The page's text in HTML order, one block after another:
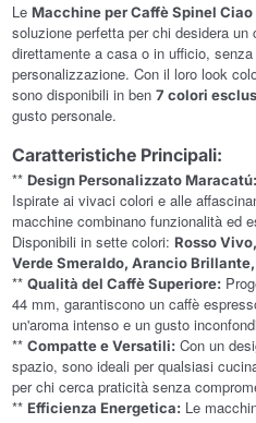
LeMacchine per Caffè Spinel
soluzione perfetta per chi desidera
direttamente a casa o in ufficio,
personalizzazione. Con il loro look
sono disponibili in ben7 colori
gusto personale.
Caratteristiche Principali:
**Design Personalizzato Maracatú:
Ispirate ai vivaci colori e alle
macchine combinano funzionalità ed
Disponibili in sette colori:Rosso
Verde Smeraldo, Arancio
**Qualità del Caffè Superiore:
44 mm, garantiscono un caffè
un'aroma intenso e un gusto
**Compatte e Versatili: Con un
spazio, sono ideali per qualsiasi
per chi cerca praticità senza
**Efficienza Energetica: Le